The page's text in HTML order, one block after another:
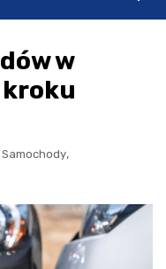
w
Samochody,